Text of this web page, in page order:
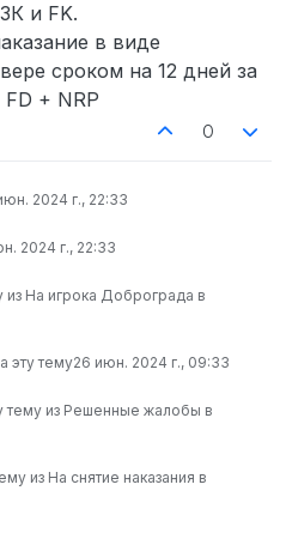
и FK.
в виде
сроком на 12 дней за
+ NRP
0
2024 г., 22:33
2024 г., 22:33
из На игрока Доброграда в
эту тему26 июн. 2024 г., 09:33
тему из Решенные жалобы в
из На снятие наказания в